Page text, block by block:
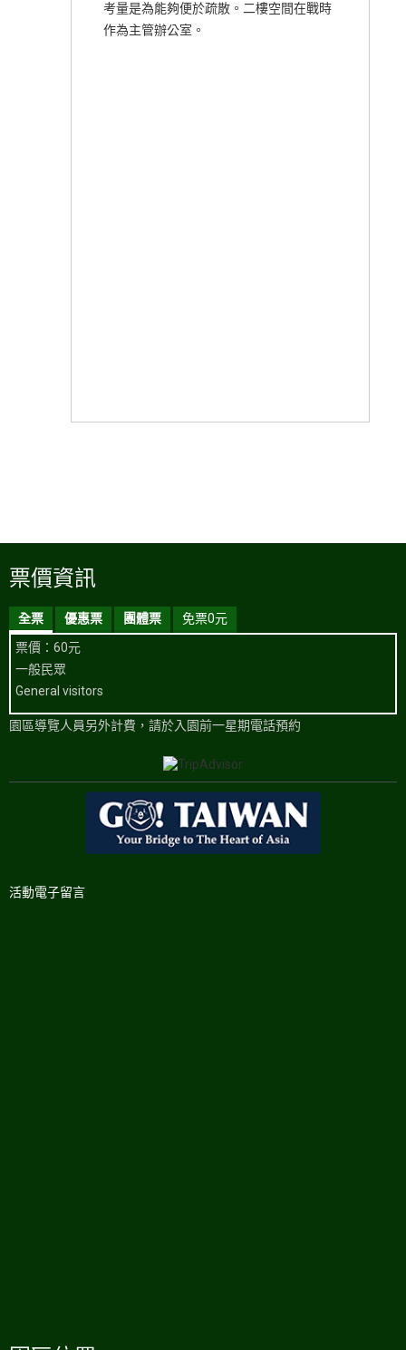
考量是為能夠便於疏散。二樓空間在戰時
作為主管辦公室。
票價資訊
全票 優惠票 團體票
免票0元
票價：60元
一般民眾
General visitors
園區導覽人員另外計費，請於入園前一星期電話預約
活動電子留言